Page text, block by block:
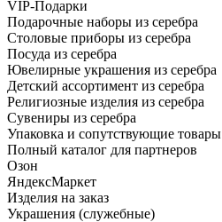
VIP-Подарки
Подарочные наборы из серебра
Столовые приборы из серебра
Посуда из серебра
Ювелирные украшения из серебра
Детский ассортимент из серебра
Религиозные изделия из серебра
Сувениры из серебра
Упаковка и сопутствующие товары
Полный каталог для партнеров
Озон
ЯндексМаркет
Изделия на заказ
Украшения (служебные)